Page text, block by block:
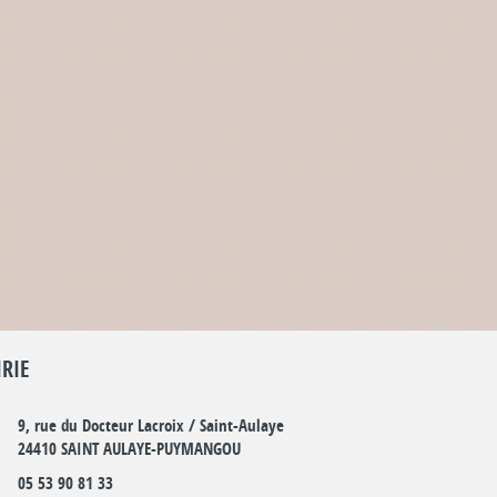
9, rue du Docteur Lacroix / Saint-Aulaye
24410 SAINT AULAYE-PUYMANGOU
05 53 90 81 33